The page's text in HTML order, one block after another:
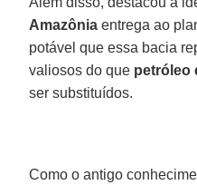
Amazônia entrega ao
potável que essa bacia
valiosos do que petróleo
ser substituídos.
Como o antigo